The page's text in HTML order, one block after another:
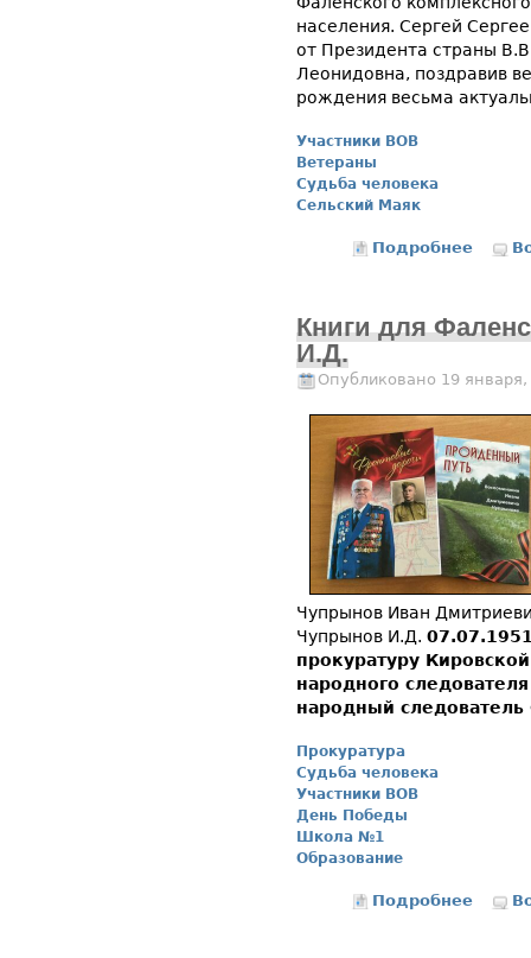
населения. Сергей
от Президента страны
Леонидовна, поздравив
рождения весьма
Участники ВОВ
Ветераны
Судьба человека
Сельский Маяк
Подробнее о
Книги для
И.Д.
Опубликовано 19
Чупрынов Иван
Чупрынов И.Д.
прокуратуру
народного
народный
Прокуратура
Судьба человека
Участники ВОВ
День Победы
Школа №1
Образование
Подробнее о